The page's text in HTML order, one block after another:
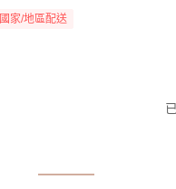
國家/地區配送